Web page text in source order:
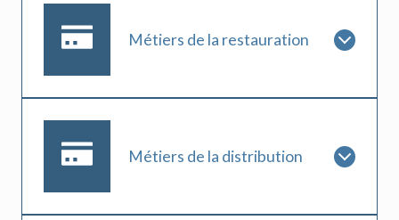
Métiers de la restauration
Métiers de la distribution